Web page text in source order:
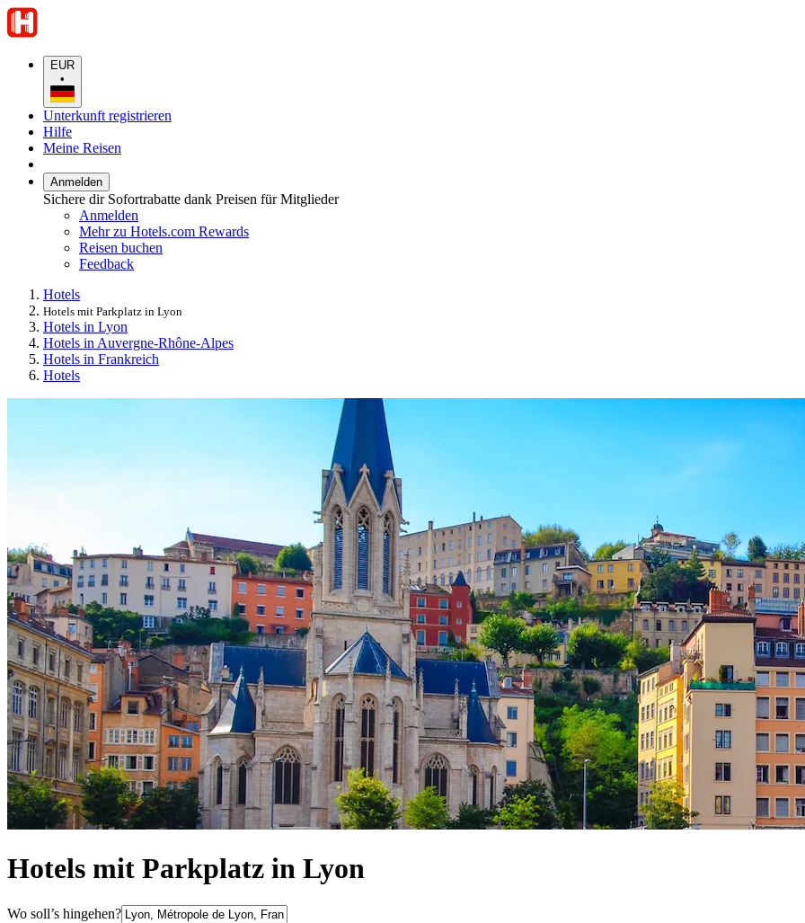
EUR
•
Unterkunft registrieren
Hilfe
Meine Reisen
Anmelden
Sichere dir Sofortrabatte dank Preisen für Mitglieder
Anmelden
Mehr zu Hotels.com Rewards
Reisen buchen
Feedback
Hotels
Hotels mit Parkplatz in Lyon
Hotels in Lyon
Hotels in Auvergne-Rhône-Alpes
Hotels in Frankreich
Hotels
Hotels mit Parkplatz in Lyon
Wo soll’s hingehen?